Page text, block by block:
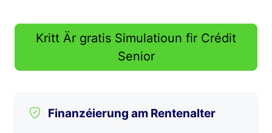
Kritt Är gratis Simulatioun fir Crédit
Senior
Finanzéierung am Rentenalter